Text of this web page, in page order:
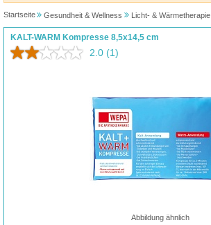
Startseite Gesundheit & Wellness Licht- & Wärmetherapie
KALT-WARM Kompresse 8,5x14,5 cm
2.0 (1)
Abbildung ähnlich